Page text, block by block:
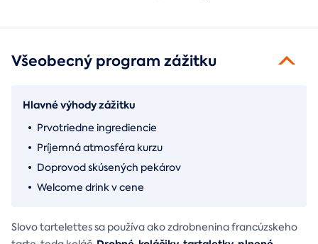
Všeobecný program zážitku
Hlavné výhody zážitku
Prvotriedne ingrediencie
Príjemná atmosféra kurzu
Doprovod skúsených pekárov
Welcome drink v cene
Slovo tartelettes sa používa ako zdrobnenina francúzskeho